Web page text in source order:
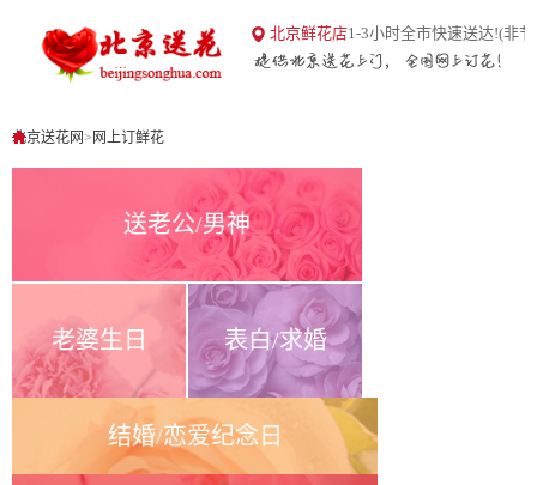
北京送花网
北京鲜花店1-3小时全市快速送达!(非
北京送花网> 网上订鲜花
送老公/男神
老婆生日 表白/求婚
结婚/恋爱纪念日